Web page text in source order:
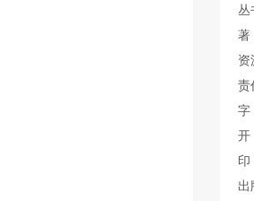
丛
著
资
责
出